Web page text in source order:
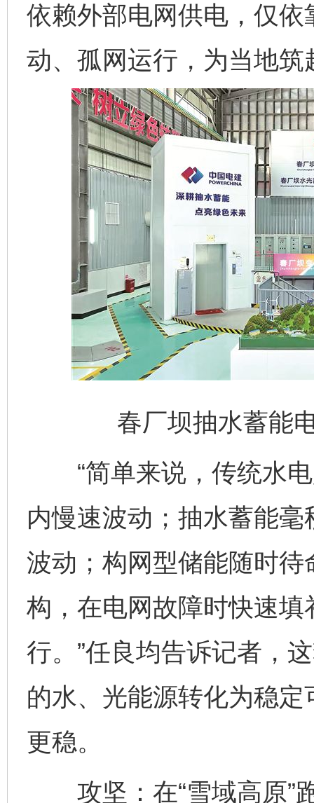
依赖外部电网供电，仅
动、孤网运行，为当地
春厂坝抽水蓄能
“简单来说，传统水电
内慢速波动；抽水蓄能
波动；构网型储能随时待
构，在电网故障时快速
行。”任良均告诉记者，
的水、光能源转化为稳
更稳。
攻坚：在“雪域高原”跑